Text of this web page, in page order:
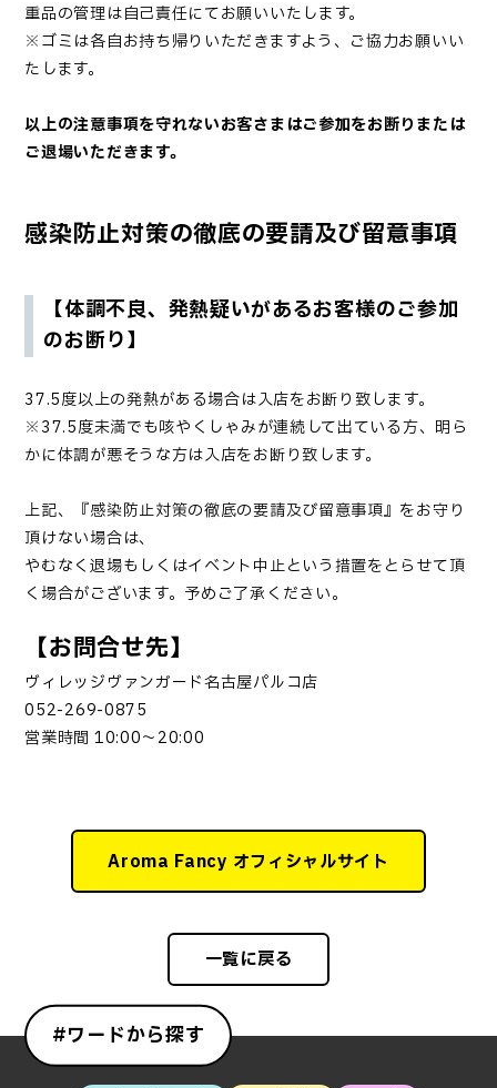
重品の管理は自己責任にてお願いいたします。
※ゴミは各自お持ち帰りいただきますよう、ご協力お願いい
たします。
以上の注意事項を守れないお客さまはご参加をお断りまたは
ご退場いただきます。
感染防止対策の徹底の要請及び留意事項
【体調不良、発熱疑いがあるお客様のご参加
のお断り】
37.5度以上の発熱がある場合は入店をお断り致します。
※37.5度未満でも咳やくしゃみが連続して出ている方、明ら
かに体調が悪そうな方は入店をお断り致します。
上記、『感染防止対策の徹底の要請及び留意事項』をお守り
頂けない場合は、
やむなく退場もしくはイベント中止という措置をとらせて頂
く場合がございます。予めご了承ください。
【お問合せ先】
ヴィレッジヴァンガード名古屋パルコ店
052-269-0875
営業時間 10:00～20:00
Aroma Fancy オフィシャルサイト
一覧に戻る
#ワードから探す